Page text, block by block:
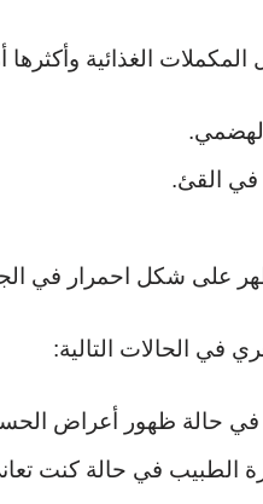
الغذائية وأكثرها
في القئ.
على شكل احمرار في
في الحالات التالية:
في حالة ظهور أعراض
الطبيب في حالة كنت